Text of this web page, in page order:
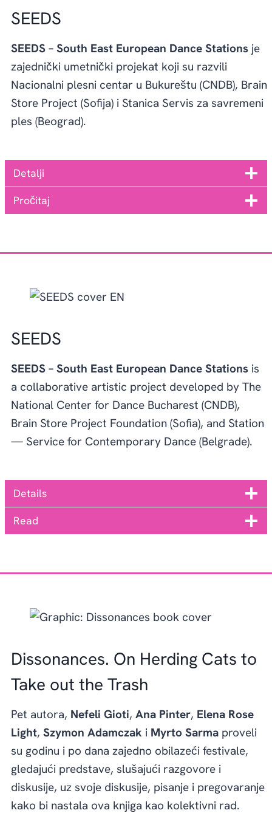
SEEDS
SEEDS – South East European Dance Stationsje
zajednički umetnički projekat koji su razvili
Nacionalni plesni centar u Bukureštu (CNDB), Brain
Store Project (Sofija) i Stanica Servis za savremeni
ples (Beograd).
Detalji
Pročitaj
SEEDS
SEEDS – South East European Dance Stationsis
a collaborative artistic project developed by The
National Center for Dance Bucharest (CNDB),
Brain Store Project Foundation (Sofia), and Station
— Service for Contemporary Dance (Belgrade).
Details
Read
Dissonances. On Herding Cats to
Take out the Trash
Pet autora, Nefeli Gioti, Ana Pinter, Elena Rose
Light, Szymon Adamczak i Myrto Sarmaproveli
su godinu i po dana zajedno obilazeći festivale,
gledajući predstave, slušajući razgovore i
diskusije, uz svoje diskusije, pisanje i pregovaranje
kako bi nastala ova knjiga kao kolektivni rad.